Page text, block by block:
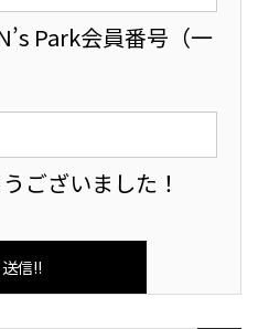
Park会員番号（一
ございました！